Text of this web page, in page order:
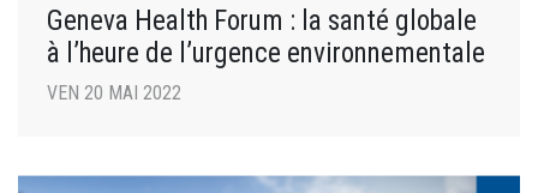
Geneva Health Forum : la santé globale
à l’heure de l’urgence environnementale
VEN 20 MAI 2022